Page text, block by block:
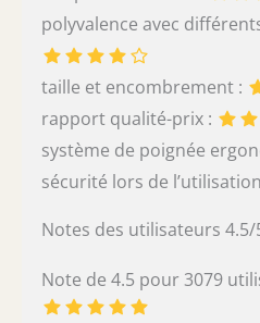
polyvalence avec
taille et encombrement :
rapport qualité-prix :
système de poignée
sécurité lors de
Notes des utilisateurs 4.5/
Note de 4.5 pour 3079